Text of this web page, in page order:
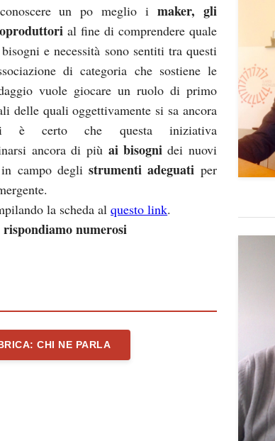
un po meglio i maker, gli
al fine di comprendere quale
e necessità sono sentiti tra questi
di categoria che sostiene le
vuole giocare un ruolo di primo
delle quali oggettivamente si sa ancora
è certo che questa iniziativa
ancora di più ai bisogni dei nuovi
in campo deglistrumenti adeguati per
la scheda alquesto link.
rispondiamo numerosi
CHI NE PARLA